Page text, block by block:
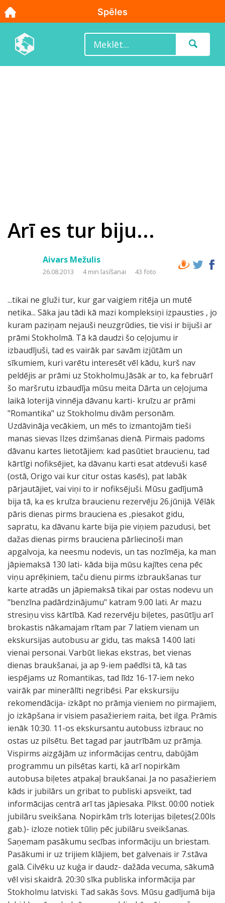
Arī es tur biju...
Aivars Mežulis
26.08.2013 4 min lasīšanai 43 foto
...tikai ne gluži tur, kur gar vaigiem ritēja un mutē
netika... Sāka jau tādi kā mazi kompleksiņi izpausties , jo
kuram paziņam nejauši neuzgrūdies, tie visi ir bijuši ar
prāmi Stokholmā. Tā kā daudzi šo ceļojumu ir
izbaudījuši, tad es vairāk par savām izjūtām un
sīkumiem, kuri varētu interesēt vēl kādu, kurš nav
peldējis ar prāmi uz Stokholmu.Jāsāk ar to, ka februārī
šo maršrutu izbaudīja mūsu meita Dārta un ceļojuma
laikā loterijā vinnēja dāvanu karti- kruīzu ar prāmi
"Romantika" uz Stokholmu divām personām.
Uzdāvināja vecākiem, un mēs to izmantojām tieši
manas sievas Ilzes dzimšanas dienā. Pirmais padoms
dāvanu kartes lietotājiem: kad pasūtiet braucienu, tad
kārtīgi nofiksējiet, ka dāvanu karti esat atdevuši kasē
(ostā, Origo vai kur citur ostas kasēs), pat labāk
pārjautājiet, vai viņi to ir nofiksējuši. Mūsu gadījumā
bija tā, ka es kruīza braucienu rezervēju 26.jūnijā. Vēlāk
pāris dienas pirms brauciena es ,piesakot gidu,
sapratu, ka dāvanu karte bija pie viņiem pazudusi, bet
dažas dienas pirms brauciena pārliecinoši man
apgalvoja, ka neesmu nodevis, un tas nozīmēja, ka man
jāpiemaksā 130 lati- kāda bija mūsu kajītes cena pēc
viņu aprēķiniem, taču dienu pirms izbraukšanas tur
karte atradās un jāpiemaksā tikai par ostas nodevu un
"benzīna padārdzinājumu" katram 9.00 lati. Ar mazu
stresiņu viss kārtībā. Kad rezervēju biļetes, pasūtīju arī
brokastis nākamajam rītam par 7 latiem vienam un
ekskursijas autobusu ar gidu, tas maksā 14.00 lati
vienai personai. Varbūt liekas ekstras, bet vienas
dienas braukšanai, ja ap 9-iem paēdīsi tā, kā tas
iespējams uz Romantikas, tad līdz 16-17-iem neko
vairāk par minerālīti negribēsi. Par ekskursiju
rekomendācija- izkāpt no prāmja vieniem no pirmajiem,
jo izkāpšana ir visiem pasažieriem raita, bet ilga. Prāmis
ienāk 10:30. 11-os ekskursantu autobuss izbrauc no
ostas uz pilsētu. Bet tagad par jautrībām uz prāmja.
Vispirms aizgājām uz informācijas centru, dabūjām
programmu un pilsētas karti, kā arī nopirkām
autobusa biļetes atpakaļ braukšanai. Ja no pasažieriem
kāds ir jubilārs un gribat to publiski apsveikt, tad
informācijas centrā arī tas jāpiesaka. Plkst. 00:00 notiek
jubilāru sveikšana. Nopirkām trīs loterijas biļetes(2.00ls
gab.)- izloze notiek tūliņ pēc jubilāru sveikšanas.
Saņemam pasākumu secības informāciju un briestam.
Pasākumi ir uz trijiem klājiem, bet galvenais ir 7.stāva
galā. Cilvēku uz kuģa ir daudz- dažāda vecuma, sākumā
vēl visi skaidrā. 20:30 sīka publiska informācija par
Stokholmu latviski. Tad sakās šovs. Mūsu gadījumā bija